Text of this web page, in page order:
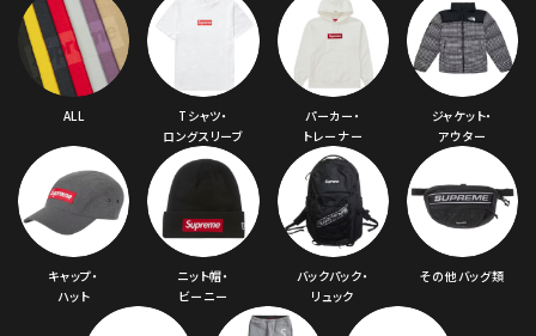
ALL
Tシャツ・
ロングスリーブ
パーカー・
トレーナー
ジャケット・
アウター
キャップ・
ハット
ニット帽・
ビーニー
バックパック・
リュック
その他バッグ類